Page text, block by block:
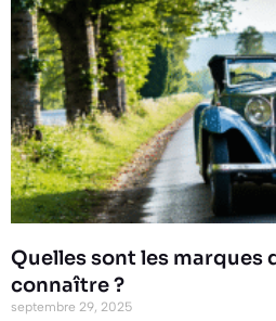
Quelles sont les marques
connaître ?
septembre 29, 2025